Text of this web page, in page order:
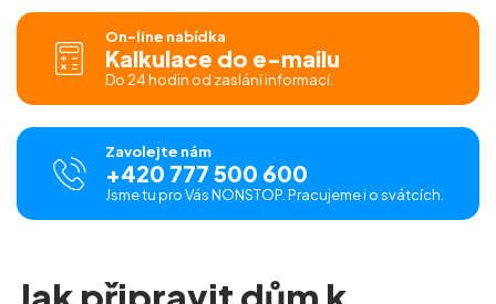
On-line nabídka
Kalkulace do e-mailu
Do 24 hodin od zaslání informací.
Zavolejte nám
+420 777 500 600
Jsme tu pro Vás NONSTOP. Pracujeme i o svátcích.